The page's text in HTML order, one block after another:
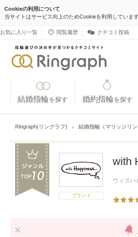
Cookieの利用について
当サイトはサービス向上のためCookieを利用していま
お気に入り一覧 閲覧履歴 クチコミ投稿
結婚指輪を探す 婚約指輪を探す
Ringraph(リングラフ) 結婚指輪（マリッジリン
ブランド
with
ウィズハ